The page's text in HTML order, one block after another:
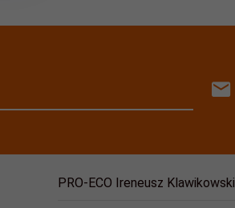
PRO-ECO Ireneusz Klawikowski